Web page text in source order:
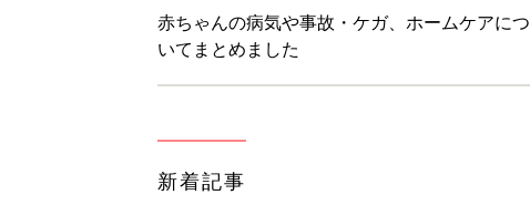
赤ちゃんの病気や事故・ケガ、ホームケアにつ
いてまとめました
新着記事